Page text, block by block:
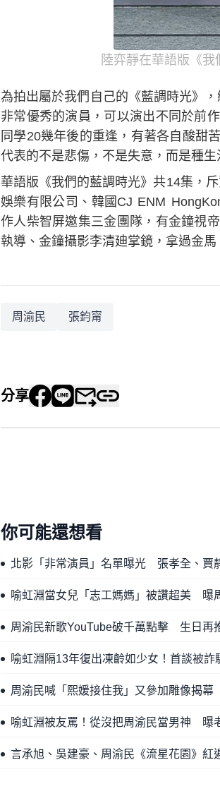
陸弈靜在華語版《我
為拍出屬於我們自己的《藍調時光》
非常優秀的演員，可以演出不同於前
同學20幾年後的重逢，有著各自酸甜
代表的不是悲傷，不是失意，而是種生
華語版《我們的藍調時光》共14集，
娛樂有限公司、韓國CJ ENM
作人柴智屏邀集三金團隊，有金鐘視
執導、金鐘攝影李清廸掌鏡，拿過金
周渝民 張鈞甯
分享
你可能還想看
北影「非常演員」名單曝光 張孝全、賈
喻虹淵當女兒「志工媽媽」被讚超美 曝
周渝民新歌YouTube破千萬點擊 生日再
喻虹淵隔13年復出凍齡如少女！首談被
周渝民喊「熙媛接住我」又參加雕像揭
喻虹淵被友罵！從沒把周渝民當男神 曝
言承旭、吳建豪、周渝民《流星花園》